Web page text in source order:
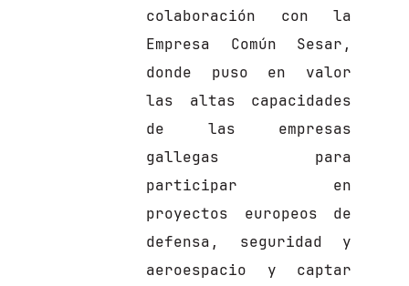
colaboración con la
Empresa Común Sesar,
donde puso en valor
las altas capacidades
de las empresas
gallegas para
participar en
proyectos europeos de
defensa, seguridad y
aeroespacio y captar